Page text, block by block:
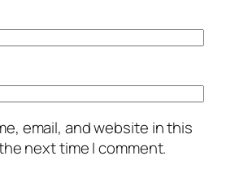
email, and website in this
next time I comment.